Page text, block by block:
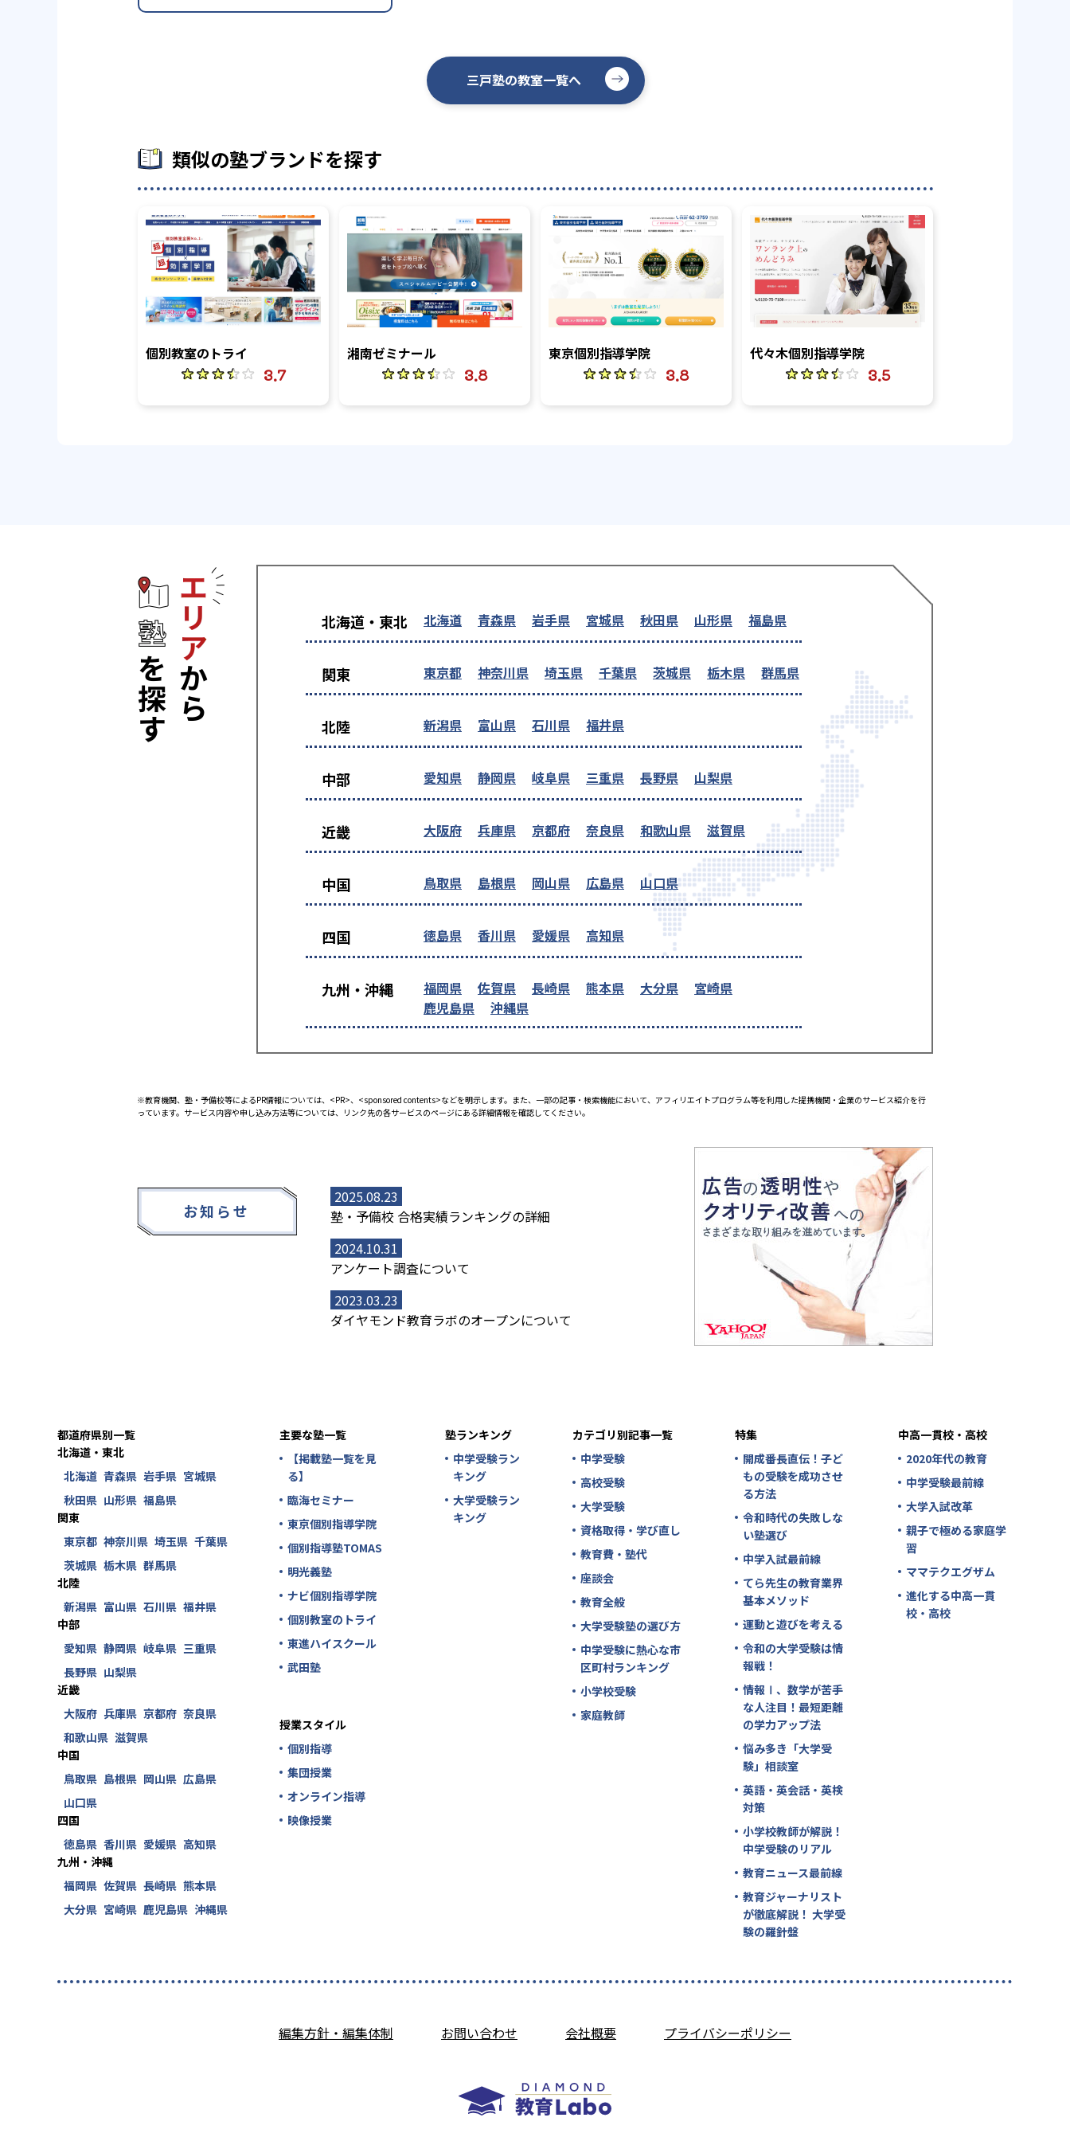
三戸塾の教室一覧へ
類似の塾ブランドを探す
個別教室のトライ
3.7
湘南ゼミナール
3.8
東京個別指導学院
3.8
代々木個別指導学院
3.5
北海道・東北 北海道 青森県 岩手県 宮城県 秋田県 山形県 福島県
関東 東京都 神奈川県 埼玉県 千葉県 茨城県 栃木県 群馬県
北陸 新潟県 富山県 石川県 福井県
中部 愛知県 静岡県 岐阜県 三重県 長野県 山梨県
近畿 大阪府 兵庫県 京都府 奈良県 和歌山県 滋賀県
中国 鳥取県 島根県 岡山県 広島県 山口県
四国 徳島県 香川県 愛媛県 高知県
九州・沖縄 福岡県 佐賀県 長崎県 熊本県 大分県
宮崎県
鹿児島県
沖縄県
※教育機関、塾・予備校等によるPR情報については、<PR>、<sponsored contents>などを明示します。また、一部の記事・検索機能において、アフィリエイトプログラム等を利用した提携機関・企業のサービス紹介を行
っています。サービス内容や申し込み方法等については、リンク先の各サービスのページにある詳細情報を確認してください。
お知らせ
2025.08.23
塾・予備校 合格実績ランキングの詳細
2024.10.31
アンケート調査について
2023.03.23
ダイヤモンド教育ラボのオープンについて
都道府県別一覧
北海道・東北
北海道 青森県 岩手県 宮城県
秋田県 山形県 福島県
関東
東京都 神奈川県 埼玉県 千葉県
茨城県 栃木県 群馬県
北陸
新潟県 富山県 石川県 福井県
中部
愛知県 静岡県 岐阜県 三重県
長野県 山梨県
近畿
大阪府 兵庫県 京都府 奈良県
和歌山県 滋賀県
中国
鳥取県 島根県 岡山県 広島県
山口県
四国
徳島県 香川県 愛媛県 高知県
九州・沖縄
福岡県 佐賀県 長崎県 熊本県
大分県 宮崎県 鹿児島県 沖縄県
主要な塾一覧
【掲載塾一覧を見
る】
臨海セミナー
東京個別指導学院
個別指導塾TOMAS
明光義塾
ナビ個別指導学院
個別教室のトライ
東進ハイスクール
武田塾
授業スタイル
個別指導
集団授業
オンライン指導
映像授業
塾ランキング
中学受験ラン
キング
大学受験ラン
キング
カテゴリ別記事一覧
中学受験
高校受験
大学受験
資格取得・学び直し
教育費・塾代
座談会
教育全般
大学受験塾の選び方
中学受験に熱心な市
区町村ランキング
小学校受験
家庭教師
特集
開成番長直伝！子ど
もの受験を成功させ
る方法
令和時代の失敗しな
い塾選び
中学入試最前線
てら先生の教育業界
基本メソッド
運動と遊びを考える
令和の大学受験は情
報戦！
情報Ⅰ、数学が苦手
な人注目！最短距離
の学力アップ法
悩み多き「大学受
験」相談室
英語・英会話・英検
対策
小学校教師が解説！
中学受験のリアル
教育ニュース最前線
教育ジャーナリスト
が徹底解説！ 大学受
験の羅針盤
中高一貫校・高校
2020年代の教育
中学受験最前線
大学入試改革
親子で極める家庭学
習
ママテクエグザム
進化する中高一貫
校・高校
編集方針・編集体制 お問い合わせ 会社概要 プライバシーポリシー